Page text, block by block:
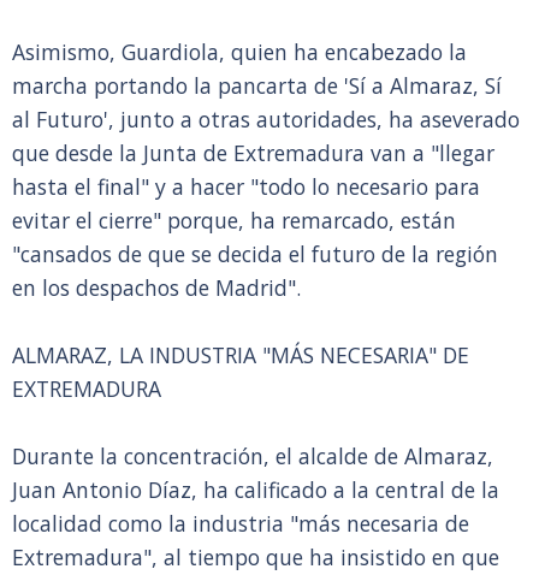
Asimismo, Guardiola, quien ha encabezado la
marcha portando la pancarta de 'Sí a Almaraz, Sí
al Futuro', junto a otras autoridades, ha aseverado
que desde la Junta de Extremadura van a "llegar
hasta el final" y a hacer "todo lo necesario para
evitar el cierre" porque, ha remarcado, están
"cansados de que se decida el futuro de la región
en los despachos de Madrid".
ALMARAZ, LA INDUSTRIA "MÁS NECESARIA" DE
EXTREMADURA
Durante la concentración, el alcalde de Almaraz,
Juan Antonio Díaz, ha calificado a la central de la
localidad como la industria "más necesaria de
Extremadura", al tiempo que ha insistido en que